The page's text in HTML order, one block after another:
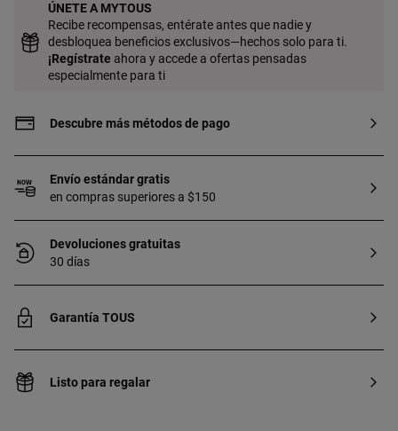
ÚNETE A MYTOUS
Recibe recompensas, entérate antes que nadie y
desbloquea beneficios exclusivos—hechos solo para ti.
¡Regístrate ahora y accede a ofertas pensadas
especialmente para ti
Descubre más métodos de pago
Envío estándar gratis
en compras superiores a $150
Devoluciones gratuitas
30 días
Garantía TOUS
Listo para regalar